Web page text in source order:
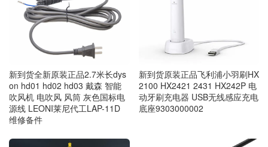
新到货全新原装正品2.7米长dys
on hd01 hd02 hd03 戴森 智能
吹风机 电吹风 风筒 灰色国标电
源线 LEONI莱尼代工LAP-11D
维修备件
新到货原装正品飞利浦小羽刷HX
2100 HX2421 2431 HX242P 电
动牙刷充电器 USB无线感应充电
底座9303000002